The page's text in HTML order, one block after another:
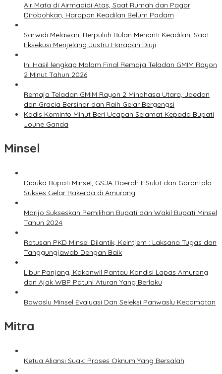
Air Mata di Airmadidi Atas, Saat Rumah dan Pagar
Dirobohkan, Harapan Keadilan Belum Padam
Sarwidi Melawan, Berpuluh Bulan Menanti Keadilan, Saat
Eksekusi Menjelang Justru Harapan Diuji
Ini Hasil lengkap Malam Final Remaja Teladan GMIM Rayon
2 Minut Tahun 2026
Remaja Teladan GMIM Rayon 2 Minahasa Utara, Jaedon
dan Gracia Bersinar dan Raih Gelar Bergengsi
Kadis Kominfo Minut Beri Ucapan Selamat Kepada Bupati
Joune Ganda
Minsel
Dibuka Bupati Minsel, GSJA Daerah II Sulut dan Gorontalo
Sukses Gelar Rakerda di Amurang
Marijo Sukseskan Pemilihan Bupati dan Wakil Bupati Minsel
Tahun 2024
Ratusan PKD Minsel Dilantik, Keintjem : Laksana Tugas dan
Tanggungjawab Dengan Baik
Libur Panjang, Kakanwil Pantau Kondisi Lapas Amurang
dan Ajak WBP Patuhi Aturan Yang Berlaku
Bawaslu Minsel Evaluasi Dan Seleksi Panwaslu Kecamatan
Mitra
Ketua Aliansi Suak: Proses Oknum Yang Bersalah